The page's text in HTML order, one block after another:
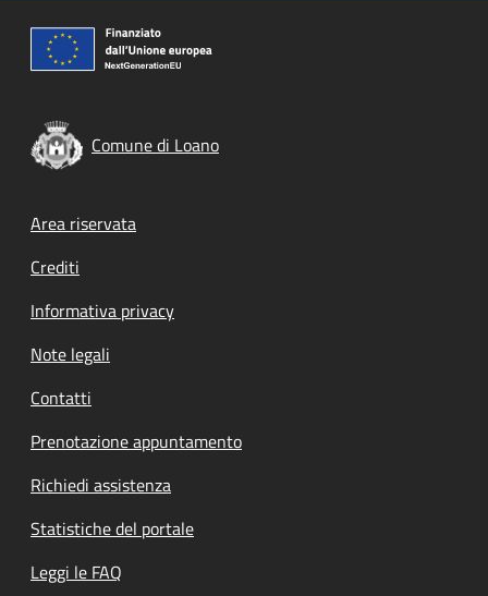
Comune di Loano
Footer menu
Area riservata
Crediti
Informativa privacy
Note legali
Contatti
Prenotazione appuntamento
Richiedi assistenza
Statistiche del portale
Leggi le FAQ